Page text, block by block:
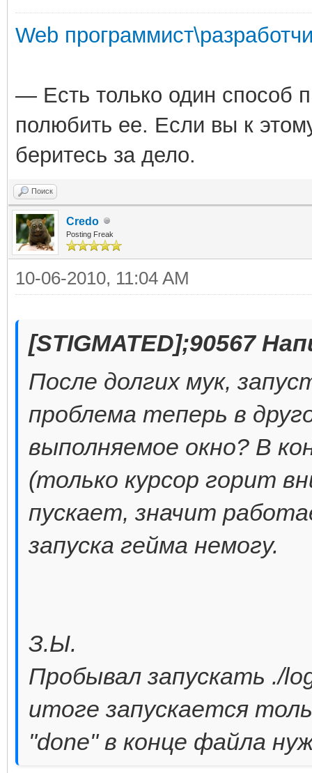
Web
— Есть только один способ
полюбить ее. Если вы к
беритесь за дело.
Поиск
Credo
Posting Freak
10-06-2010, 11:04 AM
[STIGMATED];90567
После долгих мук,
проблема теперь в
выполняемое окно? В
(только курсор горит
пускает, значит
запуска гейма немогу.
З.Ы.
Пробывал запускать ./
итоге запускается
"done" в конце файла